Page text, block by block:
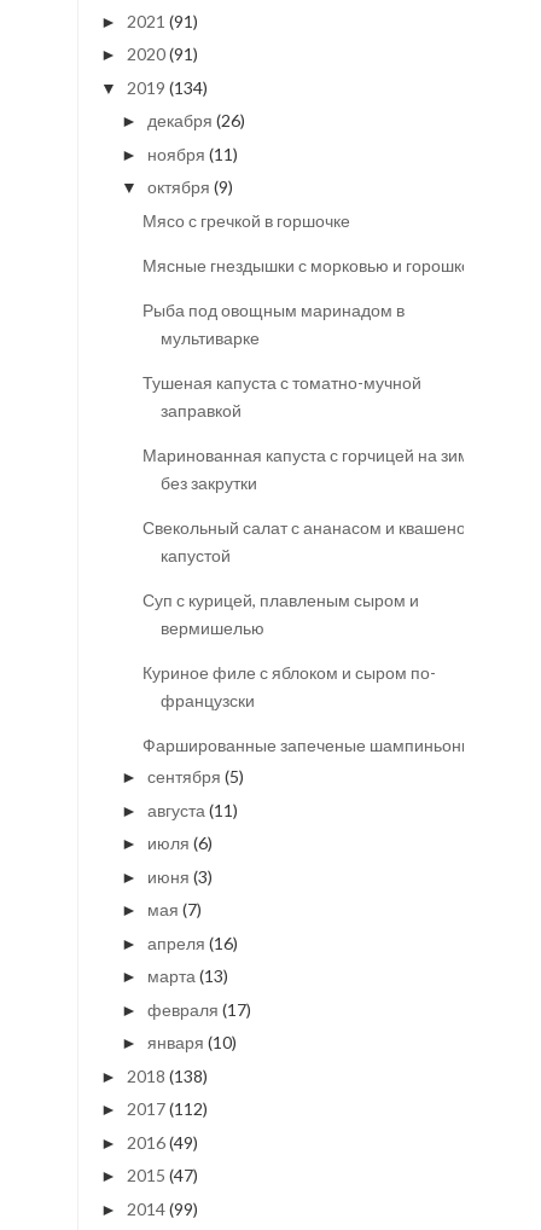
► 2021 (91)
► 2020(91)
▼ 2019 (134)
► декабря (26)
► ноября (11)
▼ октября (9)
Мясо с гречкой в горшочке
Мясные гнездышки с морковью и горошком
Рыба под овощным маринадом в
мультиварке
Тушеная капуста с томатно-мучной
заправкой
Маринованная капуста с горчицей на зиму
без закрутки
Свекольный салат с ананасом и квашеной
капустой
Суп с курицей, плавленым сыром и
вермишелью
Куриное филе с яблоком и сыром по-
французски
Фаршированные запеченые шампиньоны
► сентября (5)
► августа (11)
► июля (6)
► июня (3)
► мая (7)
► апреля (16)
► марта (13)
► февраля (17)
► января (10)
► 2018 (138)
► 2017(112)
► 2016(49)
► 2015 (47)
► 2014(99)